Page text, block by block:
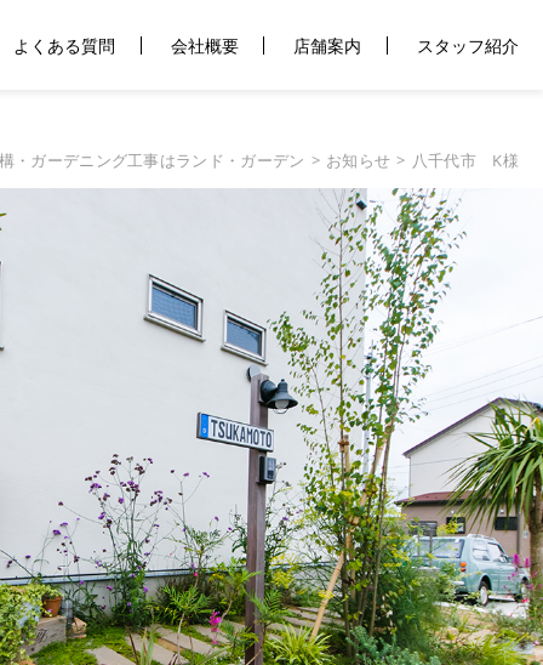
よくある質問 会社概要 店舗案内 スタッフ紹介
・ガーデニング工事はランド・ガーデン お知らせ 八千代市 K様